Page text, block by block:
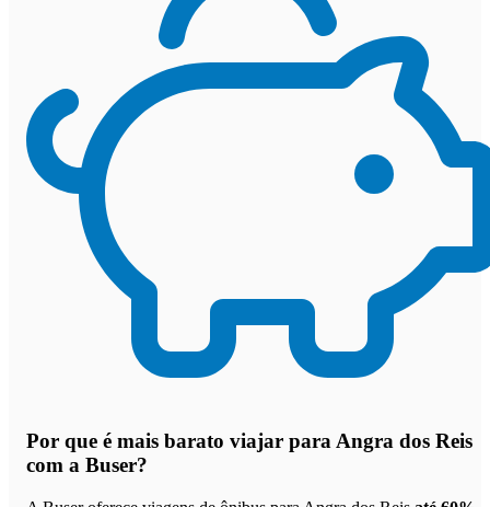
Por que é mais barato viajar para Angra dos Reis
com a Buser?